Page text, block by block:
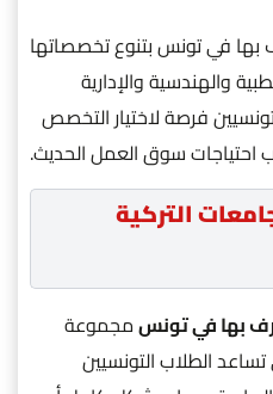
بها في تونس بتنوع تخصصاتها
والهندسية والإدارية
فرصة لاختيار التخصص
سوق العمل الحديث.
التركية
بها في تونسمجموعة
الطلاب التونسيين